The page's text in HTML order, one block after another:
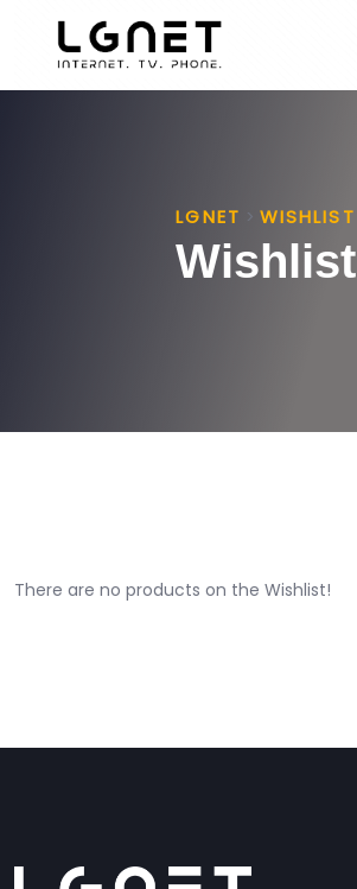
LGNET > WISHLIST
Wishlist
There are no products on the Wishlist!